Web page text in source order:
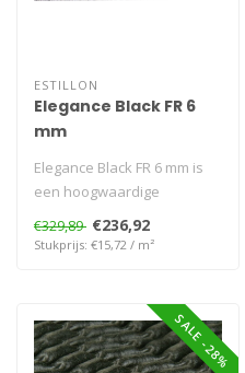
ESTILLON
Elegance Black FR 6
mm
Elegance Black FR 6 mm is
een hoogwaardige
ondervloer voor tapijt,
gemaakt van g..
€329,89 €236,92
Stukprijs: €15,72 / m²
SALE -28%